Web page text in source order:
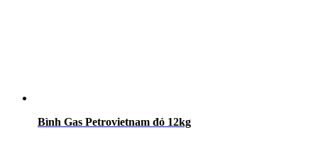
Bình Gas Petrovietnam đỏ 12kg